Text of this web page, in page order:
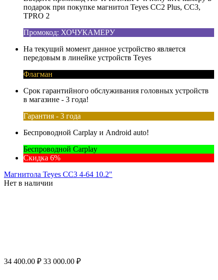
подарок при покупке магнитол Teyes CC2 Plus, CC3,
TPRO 2
Промокод: ХОЧУКАМЕРУ
На текущий момент данное устройство является
передовым в линейке устройств Teyes
Флагман
Срок гарантийного обслуживания головных устройств
в магазине - 3 года!
Гарантия - 3 года
Беспроводной Carplay и Android auto!
Беспроводной Carplay
Скидка 6%
Магнитола Teyes CC3 4-64 10.2"
Нет в наличии
34 400.00 ₽ 33 000.00 ₽